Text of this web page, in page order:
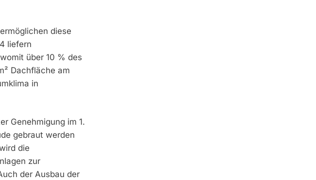
diese
liefern
über 10 % des
Dachfläche am
in
Genehmigung im 1.
gebraut werden
die
zur
der Ausbau der